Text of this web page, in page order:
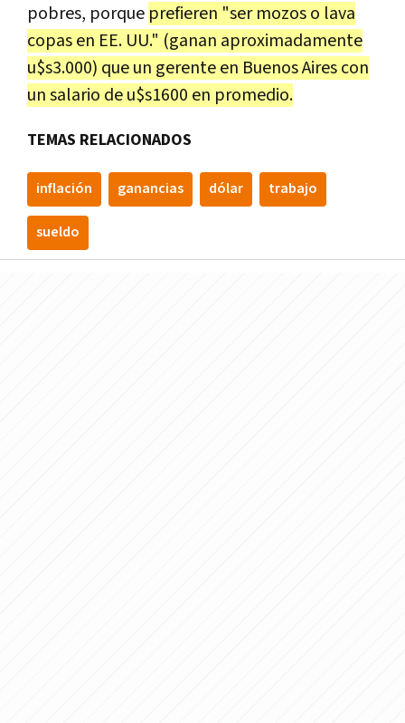
pobres, porque prefieren "ser mozos o lava
copas en EE. UU." (ganan aproximadamente
u$s3.000) que un gerente en Buenos Aires con
un salario de u$s1600 en promedio.
TEMAS RELACIONADOS
inflación ganancias dólar trabajo
sueldo